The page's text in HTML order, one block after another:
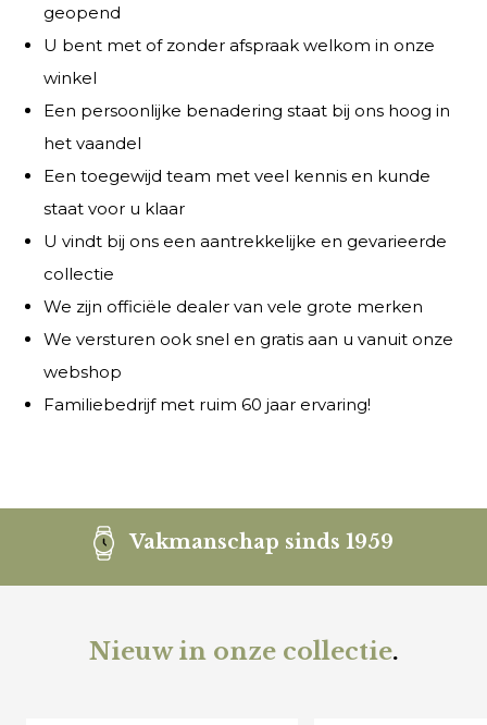
geopend
U bent met of zonder afspraak welkom in onze
winkel
Een persoonlijke benadering staat bij ons hoog in
het vaandel
Een toegewijd team met veel kennis en kunde
staat voor u klaar
U vindt bij ons een aantrekkelijke en gevarieerde
collectie
We zijn officiële dealer van vele grote merken
We versturen ook snel en gratis aan u vanuit onze
webshop
Familiebedrijf met ruim 60 jaar ervaring!
Vakmanschap sinds 1959
Nieuw in onze collectie.